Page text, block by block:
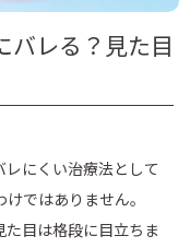
バレる？見た目
にくい治療法として
ではありません。
目は格段に目立ちま